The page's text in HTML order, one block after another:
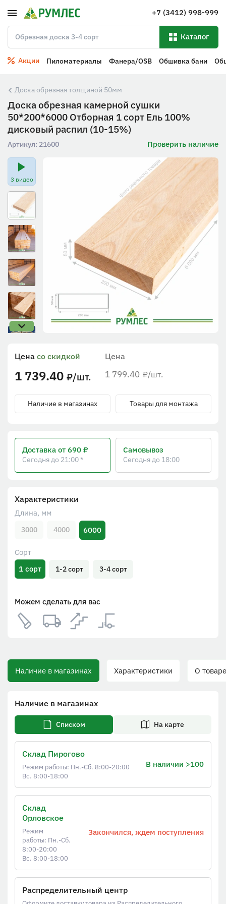
+7 (3412) 998-999
Каталог
Акции Пиломатериалы Фанера/OSB Обшивка бани
Доска обрезная толщиной 50мм
Доска обрезная камерной сушки
50*200*6000 Отборная 1 сорт Ель 100%
дисковый распил (10-15%)
Артикул: 21600 Проверить наличие
3 видео
Характеристики
Длина, мм
3000 4000 6000
Сорт
1 сорт
1-2 сорт 3-4 сорт
Можем сделать для вас
Цена
1 799.40 ₽/шт.
Цена со скидкой
1 739.40 ₽/шт.
Наличие в магазинах Товары для монтажа
Доставка от 690 ₽
Сегодня до 21:00 *
Самовывоз
Сегодня до 18:00
Наличие в магазинах Характеристики О товаре
Наличие в магазинах
Списком На карте
Склад Пирогово
Режим работы: Пн.-Сб. 8:00-20:00
Вс. 8:00-18:00
В наличии >100
Склад
Орловское
Режим
работы: Пн.-Сб.
8:00-20:00
Вс. 8:00-18:00
Закончился, ждем поступления
Распределительный центр